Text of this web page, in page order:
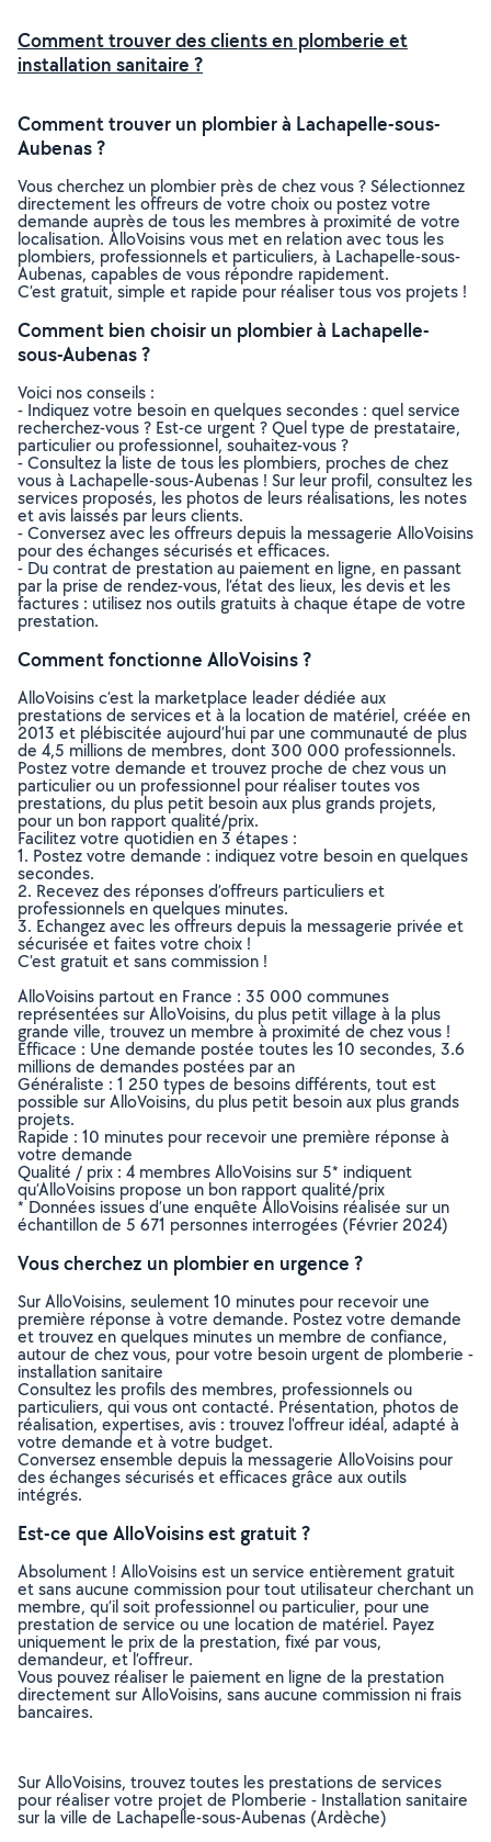
Comment trouver des clients en plomberie et
installation sanitaire ?
Comment trouver un plombier à Lachapelle-sous-
Aubenas ?
Vous cherchez un plombier près de chez vous ? Sélectionnez
directement les offreurs de votre choix ou postez votre
demande auprès de tous les membres à proximité de votre
localisation. AlloVoisins vous met en relation avec tous les
plombiers, professionnels et particuliers, à Lachapelle-sous-
Aubenas, capables de vous répondre rapidement.
C’est gratuit, simple et rapide pour réaliser tous vos projets !
Comment bien choisir un plombier à Lachapelle-
sous-Aubenas ?
Voici nos conseils :
- Indiquez votre besoin en quelques secondes : quel service
recherchez-vous ? Est-ce urgent ? Quel type de prestataire,
particulier ou professionnel, souhaitez-vous ?
- Consultez la liste de tous les plombiers, proches de chez
vous à Lachapelle-sous-Aubenas ! Sur leur profil, consultez les
services proposés, les photos de leurs réalisations, les notes
et avis laissés par leurs clients.
- Conversez avec les offreurs depuis la messagerie AlloVoisins
pour des échanges sécurisés et efficaces.
- Du contrat de prestation au paiement en ligne, en passant
par la prise de rendez-vous, l’état des lieux, les devis et les
factures : utilisez nos outils gratuits à chaque étape de votre
prestation.
Comment fonctionne AlloVoisins ?
AlloVoisins c’est la marketplace leader dédiée aux
prestations de services et à la location de matériel, créée en
2013 et plébiscitée aujourd’hui par une communauté de plus
de 4,5 millions de membres, dont 300 000 professionnels.
Postez votre demande et trouvez proche de chez vous un
particulier ou un professionnel pour réaliser toutes vos
prestations, du plus petit besoin aux plus grands projets,
pour un bon rapport qualité/prix.
Facilitez votre quotidien en 3 étapes :
1. Postez votre demande : indiquez votre besoin en quelques
secondes.
2. Recevez des réponses d’offreurs particuliers et
professionnels en quelques minutes.
3. Echangez avec les offreurs depuis la messagerie privée et
sécurisée et faites votre choix !
C’est gratuit et sans commission !
AlloVoisins partout en France : 35 000 communes
représentées sur AlloVoisins, du plus petit village à la plus
grande ville, trouvez un membre à proximité de chez vous !
Efficace : Une demande postée toutes les 10 secondes, 3.6
millions de demandes postées par an
Généraliste : 1 250 types de besoins différents, tout est
possible sur AlloVoisins, du plus petit besoin aux plus grands
projets.
Rapide : 10 minutes pour recevoir une première réponse à
votre demande
Qualité / prix : 4 membres AlloVoisins sur 5* indiquent
qu’AlloVoisins propose un bon rapport qualité/prix
* Données issues d’une enquête AlloVoisins réalisée sur un
échantillon de 5 671 personnes interrogées (Février 2024)
Vous cherchez un plombier en urgence ?
Sur AlloVoisins, seulement 10 minutes pour recevoir une
première réponse à votre demande. Postez votre demande
et trouvez en quelques minutes un membre de confiance,
autour de chez vous, pour votre besoin urgent de plomberie -
installation sanitaire
Consultez les profils des membres, professionnels ou
particuliers, qui vous ont contacté. Présentation, photos de
réalisation, expertises, avis : trouvez l'offreur idéal, adapté à
votre demande et à votre budget.
Conversez ensemble depuis la messagerie AlloVoisins pour
des échanges sécurisés et efficaces grâce aux outils
intégrés.
Est-ce que AlloVoisins est gratuit ?
Absolument ! AlloVoisins est un service entièrement gratuit
et sans aucune commission pour tout utilisateur cherchant un
membre, qu’il soit professionnel ou particulier, pour une
prestation de service ou une location de matériel. Payez
uniquement le prix de la prestation, fixé par vous,
demandeur, et l’offreur.
Vous pouvez réaliser le paiement en ligne de la prestation
directement sur AlloVoisins, sans aucune commission ni frais
bancaires.
Sur AlloVoisins, trouvez toutes les prestations de services
pour réaliser votre projet de Plomberie - Installation sanitaire
sur la ville de Lachapelle-sous-Aubenas (Ardèche)